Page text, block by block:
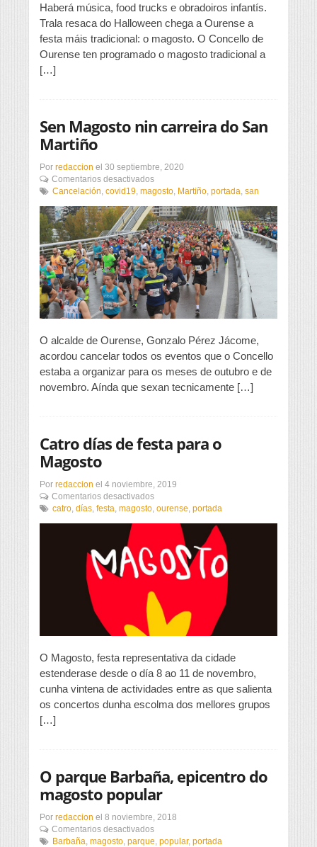
Haberá música, food trucks e obradoiros infantís.
Trala resaca do Halloween chega a Ourense a
festa máis tradicional: o magosto. O Concello de
Ourense ten programado o magosto tradicional a
[…]
Sen Magosto nin carreira do San
Martiño
Por redaccion el 30 septiembre, 2020
Comentarios desactivadosen
Sen
nin
carreira
do
San
Martiño
Cancelación, covid19, magosto, Martiño, portada, san
O alcalde de Ourense, Gonzalo Pérez Jácome,
acordou cancelar todos os eventos que o Concello
estaba a organizar para os meses de outubro e de
novembro. Aínda que sexan tecnicamente […]
Catro días de festa para o
Magosto
Por redaccion el 4 noviembre, 2019
Comentarios desactivadosen
Catro
para
o
Magosto
catro, días, festa, magosto, ourense, portada
O Magosto, festa representativa da cidade
estenderase desde o día 8 ao 11 de novembro,
cunha vintena de actividades entre as que salienta
os concertos dunha escolma dos mellores grupos
[…]
O parque Barbaña, epicentro do
magosto popular
Por redaccion el 8 noviembre, 2018
Comentarios desactivadosen
O
Barbaña magosto parque popular, portada